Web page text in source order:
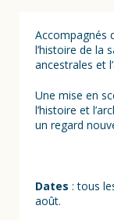
Accompagnés
l’histoire de la
ancestrales et
Une mise en
l’histoire et
un regard
Dates : tous
août.